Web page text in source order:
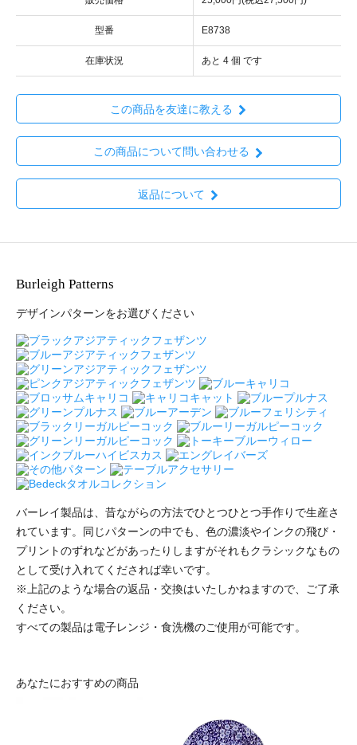
型番 E8738
在庫状況 あと 4 個 です
この商品を友達に教える
この商品について問い合わせる
返品について
Burleigh Patterns
デザインパターンをお選びください
バーレイ製品は、昔ながらの方法でひとつひとつ手作りで生産さ
れています。同じパターンの中でも、色の濃淡やインクの飛び・
プリントのずれなどがあったりしますがそれもクラシックなもの
として受け入れてくだされば幸いです。
※上記のような場合の返品・交換はいたしかねますので、ご了承
ください。
すべての製品は電子レンジ・食洗機のご使用が可能です。
あなたにおすすめの商品